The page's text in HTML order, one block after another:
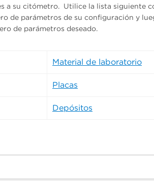
a su citómetro. Utilice la lista siguiente
de parámetros de su configuración y
de parámetros deseado.
Material de laboratorio
Placas
Depósitos